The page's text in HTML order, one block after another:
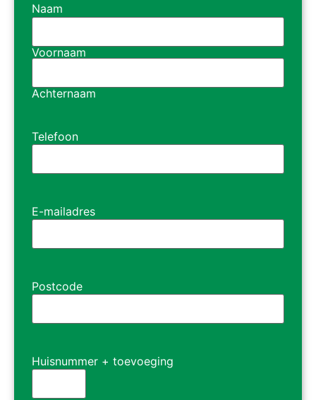
Naam
Voornaam
Achternaam
Telefoon
E-mailadres
Postcode
Huisnummer + toevoeging